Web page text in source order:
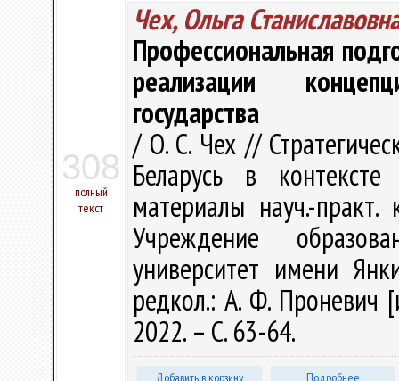
308
полный
текст
Чех, Ольга
Профессиональная
реализации
государства
/ О. С. Чех //
Беларусь в
материалы науч.-
Учреждение
университет имени
редкол.: А. Ф. Проневич
2022. – С. 63-64.
Добавить в корзину Подробнее